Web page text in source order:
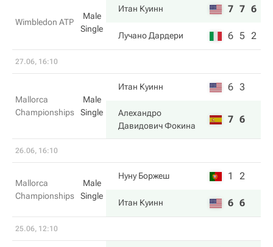
Wimbledon ATP
Male
Single
Итан Куинн 7 7 6
Лучано Дардери 6 5 2
27.06, 16:10
Mallorca
Championships
Male
Single
Итан Куинн 6 3
Алехандро
Давидович Фокина
7 6
26.06, 16:10
Mallorca
Championships
Male
Single
Нуну Боржеш 1 2
Итан Куинн 6 6
25.06, 12:10